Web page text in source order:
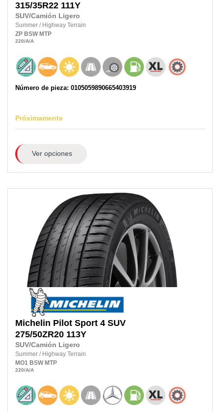
315/35R22 111Y
SUV/Camión Ligero
Summer / Highway Terrain
ZP BSW MTP
220/A/A
Número de pieza: 0105059890665403919
Próximamente
Ver opciones
Michelin Pilot Sport 4 SUV
275/50ZR20 113Y
SUV/Camión Ligero
Summer / Highway Terrain
MO1 BSW MTP
220/A/A